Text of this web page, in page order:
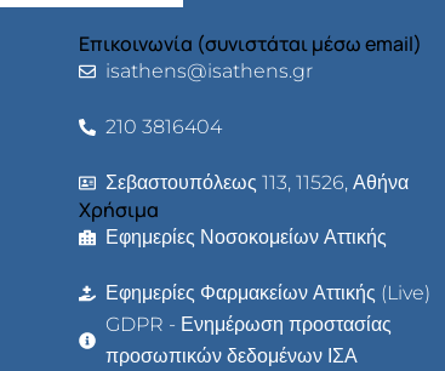
Επικοινωνία (συνιστάται μέσω email)
isathens@isathens.gr
210 3816404
Σεβαστουπόλεως 113, 11526, Αθήνα
Χρήσιμα
Εφημερίες Νοσοκομείων Αττικής
Εφημερίες Φαρμακείων Αττικής (Live)
GDPR - Ενημέρωση προστασίας
προσωπικών δεδομένων ΙΣΑ